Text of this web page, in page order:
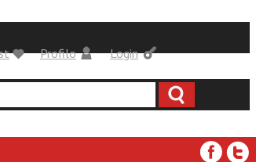
Login
Profilo